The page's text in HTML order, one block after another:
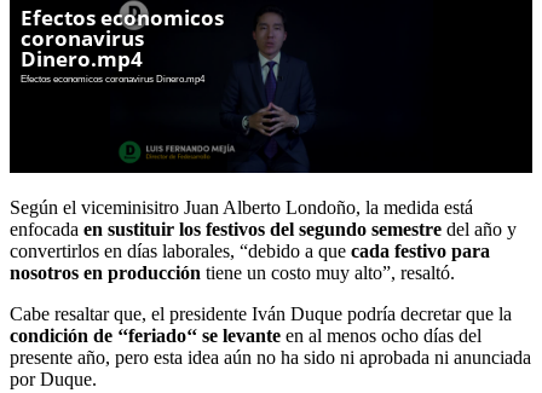
Según el viceminisitro Juan Alberto Londoño, la medida está
enfocada en sustituir los festivos del segundo semestre del año y
convertirlos en días laborales, “debido a que cada festivo para
nosotros en producción tiene un costo muy alto”, resaltó.
Cabe resaltar que, el presidente Iván Duque podría decretar que la
condición de ‘‘feriado‘‘ se levante en al menos ocho días del
presente año, pero esta idea aún no ha sido ni aprobada ni anunciada
por Duque.